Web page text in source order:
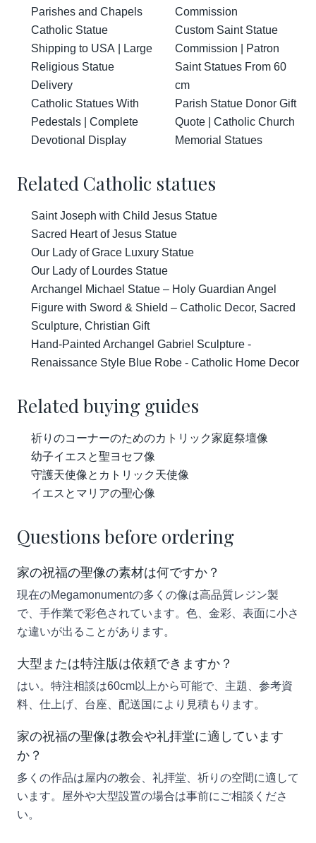
Parishes and Chapels
Catholic Statue
Shipping to USA | Large
Religious Statue
Delivery
Catholic Statues With
Pedestals | Complete
Devotional Display
Commission
Custom Saint Statue
Commission | Patron
Saint Statues From 60
cm
Parish Statue Donor Gift
Quote | Catholic Church
Memorial Statues
Related Catholic statues
Saint Joseph with Child Jesus Statue
Sacred Heart of Jesus Statue
Our Lady of Grace Luxury Statue
Our Lady of Lourdes Statue
Archangel Michael Statue – Holy Guardian Angel
Figure with Sword & Shield – Catholic Decor, Sacred
Sculpture, Christian Gift
Hand-Painted Archangel Gabriel Sculpture -
Renaissance Style Blue Robe - Catholic Home Decor
Related buying guides
祈りのコーナーのためのカトリック家庭祭壇像
幼子イエスと聖ヨセフ像
守護天使像とカトリック天使像
イエスとマリアの聖心像
Questions before ordering
家の祝福の聖像の素材は何ですか？
現在のMegamonumentの多くの像は高品質レジン製
で、手作業で彩色されています。色、金彩、表面に小さ
な違いが出ることがあります。
大型または特注版は依頼できますか？
はい。特注相談は60cm以上から可能で、主題、参考資
料、仕上げ、台座、配送国により見積もります。
家の祝福の聖像は教会や礼拝堂に適しています
か？
多くの作品は屋内の教会、礼拝堂、祈りの空間に適して
います。屋外や大型設置の場合は事前にご相談くださ
い。